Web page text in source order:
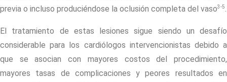
previa o incluso produciéndose la oclusión completa del vaso3-5.
El tratamiento de estas lesiones sigue siendo un desafío
considerable para los cardiólogos intervencionistas debido a
que se asocian con mayores costos del procedimiento,
mayores tasas de complicaciones y peores resultados en